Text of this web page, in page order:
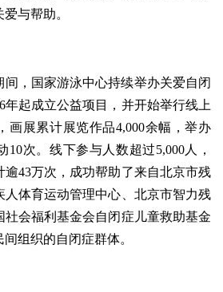
与帮助。
间，国家游泳中心持续举办关爱自闭
年起成立公益项目，并开始举行线上
画展累计展览作品4,000余幅，举办
10次。线下参与人数超过5,000人，
43万次，成功帮助了来自北京市残
人体育运动管理中心、北京市智力残
会福利基金会自闭症儿童救助基金
组织的自闭症群体。